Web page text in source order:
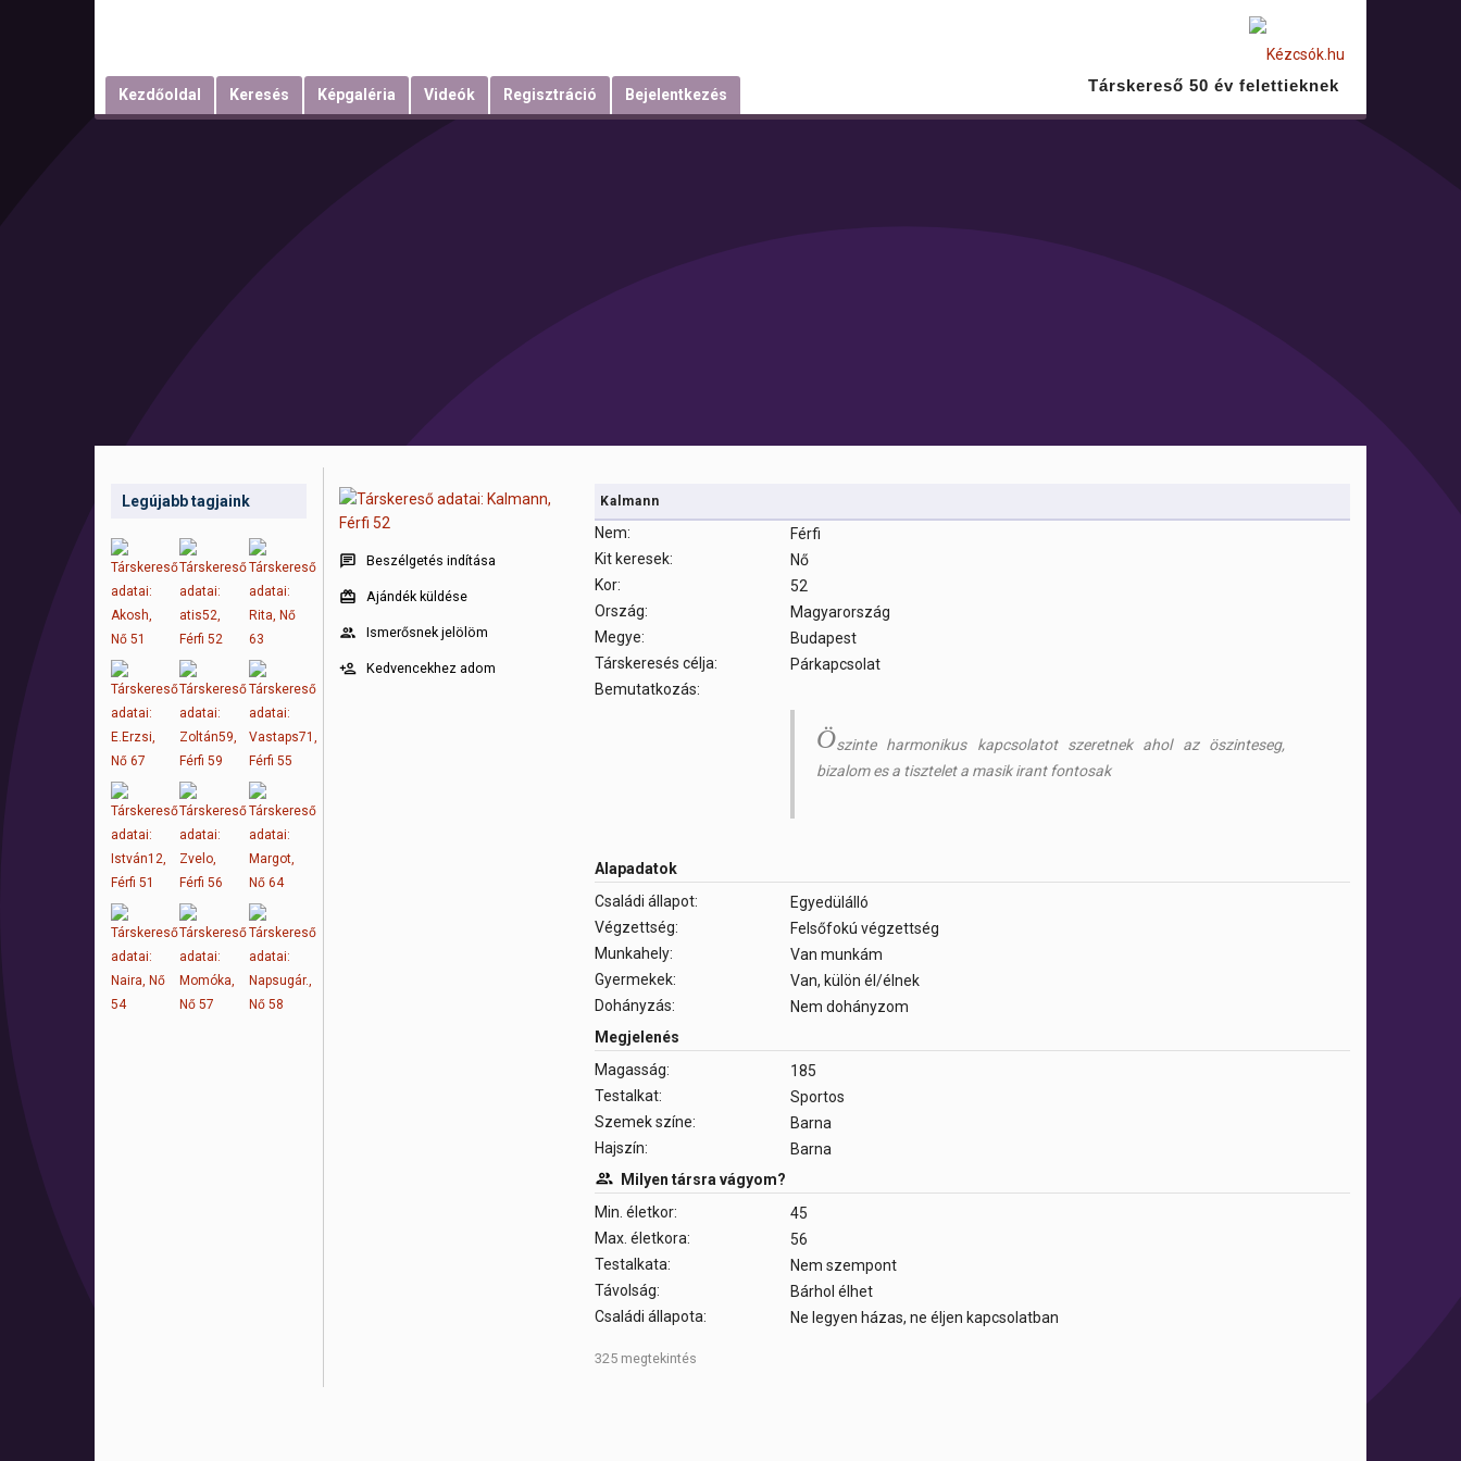
Kezdőoldal Keresés Képgaléria Videók Regisztráció Bejelentkezés Társkereső 50 év felettieknek
Legújabb tagjaink
Beszélgetés indítása
Ajándék küldése
Ismerősnek jelölöm
Kedvencekhez adom
Kalmann
Nem:
Férfi
Kit keresek:
Nő
Kor:
52
Ország:
Magyarország
Megye:
Budapest
Társkeresés célja:
Párkapcsolat
Bemutatkozás:
Öszinte harmonikus kapcsolatot szeretnek ahol az öszinteseg,
bizalom es a tisztelet a masik irant fontosak
Alapadatok
Családi állapot:
Egyedülálló
Végzettség:
Felsőfokú végzettség
Munkahely:
Van munkám
Gyermekek:
Van, külön él/élnek
Dohányzás:
Nem dohányzom
Megjelenés
Magasság:
185
Testalkat:
Sportos
Szemek színe:
Barna
Hajszín:
Barna
Milyen társra vágyom?
Min. életkor:
45
Max. életkora:
56
Testalkata:
Nem szempont
Távolság:
Bárhol élhet
Családi állapota:
Ne legyen házas, ne éljen kapcsolatban
325 megtekintés